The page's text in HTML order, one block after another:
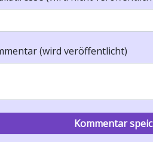
(wird veröffentlicht)